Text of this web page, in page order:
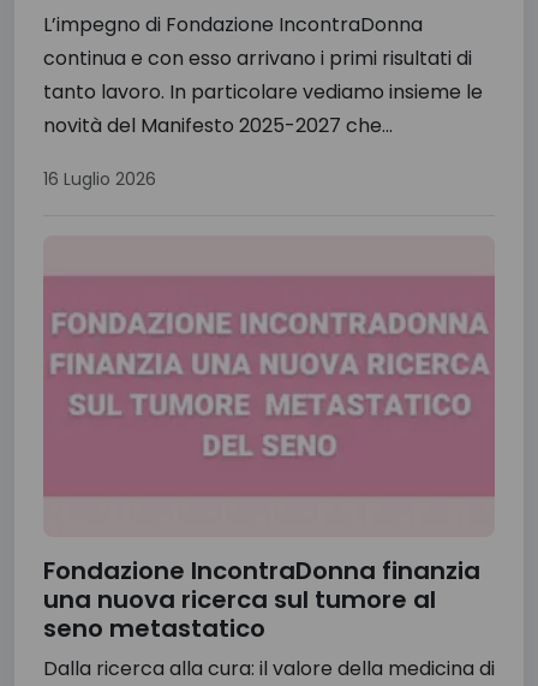
L’impegno di Fondazione IncontraDonna
continua e con esso arrivano i primi risultati di
tanto lavoro. In particolare vediamo insieme le
novità del Manifesto 2025-2027 che...
16 Luglio 2026
Fondazione IncontraDonna finanzia
una nuova ricerca sul tumore al
seno metastatico
Dalla ricerca alla cura: il valore della medicina di